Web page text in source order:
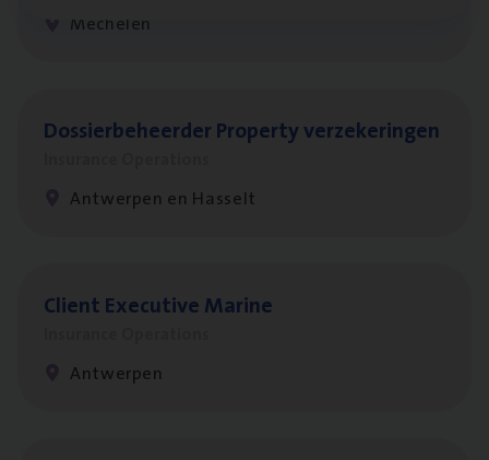
Mechelen
Dos­sier­be­heer­der Pro­per­ty verzekeringen
Antwerpen en Hasselt
Client Exe­cu­ti­ve Marine
Antwerpen